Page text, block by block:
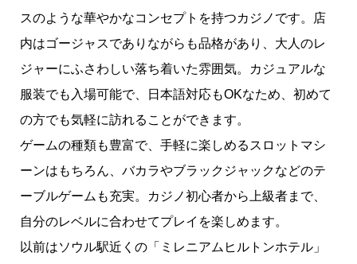
スのような華やかなコンセプトを持つカジノです。店
内はゴージャスでありながらも品格があり、大人のレ
ジャーにふさわしい落ち着いた雰囲気。カジュアルな
服装でも入場可能で、日本語対応もOKなため、初めて
の方でも気軽に訪れることができます。
ゲームの種類も豊富で、手軽に楽しめるスロットマシ
ーンはもちろん、バカラやブラックジャックなどのテ
ーブルゲームも充実。カジノ初心者から上級者まで、
自分のレベルに合わせてプレイを楽しめます。
以前はソウル駅近くの「ミレニアムヒルトンホテル」